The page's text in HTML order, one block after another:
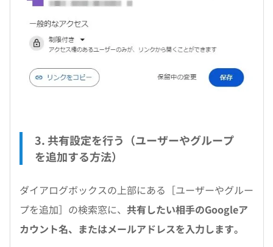
3. 共有設定を行う（ユーザーやグループ
を追加する方法）
ダイアログボックスの上部にある［ユーザーやグルー
プを追加］の検索窓に、 共有したい相手のGoogleア
カウント名、またはメールアドレスを入力します。